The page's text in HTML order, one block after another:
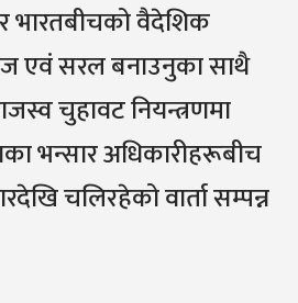
भारतबीचको वैदेशिक
एवं सरल बनाउनुका साथै
चुहावट नियन्त्रणमा
भन्सार अधिकारीहरूबीच
चलिरहेको वार्ता सम्पन्न